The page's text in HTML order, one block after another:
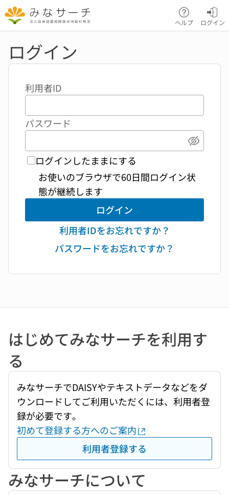
本文へ移動
ヘルプ ログイン
ログイン
利用者ID
パスワード
パスワ
ログインしたままにする
お使いのブラウザで60日間ログイン状
態が継続します
ログイン
利用者IDをお忘れですか？
パスワードをお忘れですか？
はじめてみなサーチを利用す
る
みなサーチでDAISYやテキストデータなどをダ
ウンロードしてご利用いただくには、利用者登
録が必要です。
初めて登録する方へのご案内
利用者登録する
みなサーチについて